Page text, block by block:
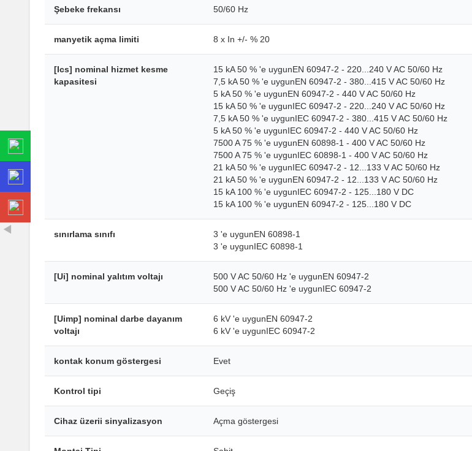
Şebeke frekansı 50/60 Hz
manyetik açma limiti 8 x In +/- % 20
[Ics] nominal hizmet kesme
kapasitesi
15 kA 50 % 'e uygunEN 60947-2 - 220...240 V AC 50/60 Hz
7,5 kA 50 % 'e uygunEN 60947-2 - 380...415 V AC 50/60 Hz
5 kA 50 % 'e uygunEN 60947-2 - 440 V AC 50/60 Hz
15 kA 50 % 'e uygunIEC 60947-2 - 220...240 V AC 50/60 Hz
7,5 kA 50 % 'e uygunIEC 60947-2 - 380...415 V AC 50/60 Hz
5 kA 50 % 'e uygunIEC 60947-2 - 440 V AC 50/60 Hz
7500 A 75 % 'e uygunEN 60898-1 - 400 V AC 50/60 Hz
7500 A 75 % 'e uygunIEC 60898-1 - 400 V AC 50/60 Hz
21 kA 50 % 'e uygunIEC 60947-2 - 12...133 V AC 50/60 Hz
21 kA 50 % 'e uygunEN 60947-2 - 12...133 V AC 50/60 Hz
15 kA 100 % 'e uygunIEC 60947-2 - 125...180 V DC
15 kA 100 % 'e uygunEN 60947-2 - 125...180 V DC
sınırlama sınıfı
3 'e uygunEN 60898-1
3 'e uygunIEC 60898-1
[Ui] nominal yalıtım voltajı
500 V AC 50/60 Hz 'e uygunEN 60947-2
500 V AC 50/60 Hz 'e uygunIEC 60947-2
[Uimp] nominal darbe dayanım
voltajı
6 kV 'e uygunEN 60947-2
6 kV 'e uygunIEC 60947-2
kontak konum göstergesi Evet
Kontrol tipi Geçiş
Cihaz üzerii sinyalizasyon Açma göstergesi